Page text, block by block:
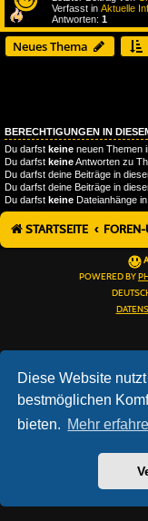
Diese Website
bestmöglichen
bieten. Mehr
Verfasst in Aktuelle
Antworten: 1
Neues Thema
BERECHTIGUNGEN IN
Du darfst keine neuen Themen
Du darfst keineAntworten zu
Du darfst deine Beiträge in
Du darfst deine Beiträge in
Du darfst keine Dateianhänge
STARTSEITE FOREN-
POWERED BY